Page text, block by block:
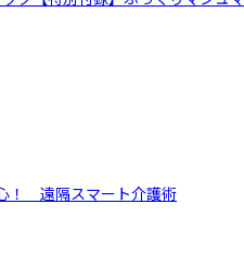
！ 遠隔スマート介護術